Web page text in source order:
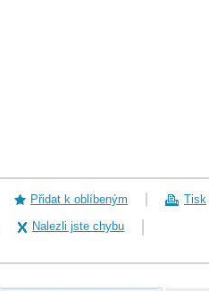
Přidat k oblíbeným
Tisk
Nalezli jste chybu